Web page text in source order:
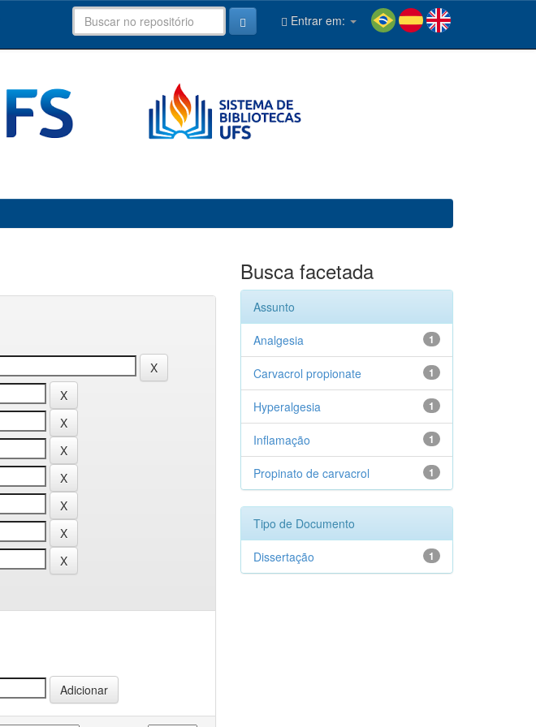
Entrar em:
Busca facetada
Assunto
1
Analgesia
1
Carvacrol propionate
1
Hyperalgesia
1
Inflamação
1
Propinato de carvacrol
Tipo de Documento
1
Dissertação